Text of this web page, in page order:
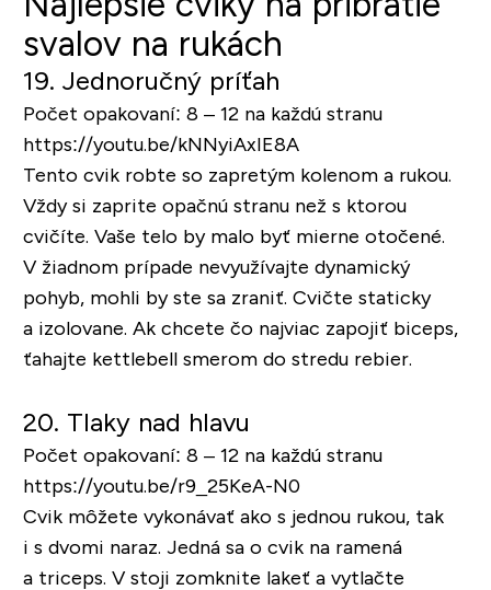
svalov na rukách
19. Jednoručný príťah
Počet opakovaní: 8 – 12 na každú stranu
https://youtu.be/kNNyiAxIE8A
Tento cvik robte so zapretým kolenom a rukou.
Vždy si zaprite opačnú stranu než s ktorou
cvičíte. Vaše telo by malo byť mierne otočené.
V žiadnom prípade nevyužívajte dynamický
pohyb, mohli by ste sa zraniť. Cvičte staticky
a izolovane. Ak chcete čo najviac zapojiť biceps,
ťahajte kettlebell smerom do stredu rebier.
20. Tlaky nad hlavu
Počet opakovaní: 8 – 12 na každú stranu
https://youtu.be/r9_25KeA-N0
Cvik môžete vykonávať ako s jednou rukou, tak
i s dvomi naraz. Jedná sa o cvik na ramená
a triceps. V stoji zomknite lakeť a vytlačte